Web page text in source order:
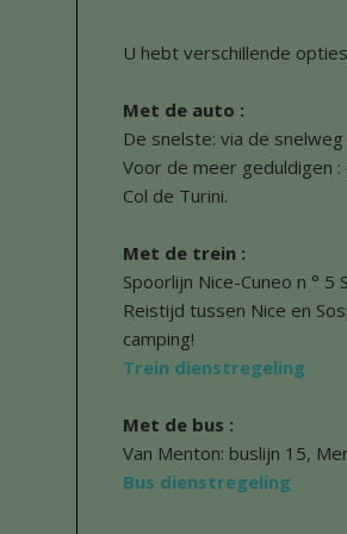
U hebt verschillende opties
Met de auto :
De snelste: via de
Voor de meer geduldigen
Col de Turini.
Met de trein :
Spoorlijn Nice-Cuneo n ° 5
Reistijd tussen Nice en
camping!
Trein dienstregeling
Met de bus :
Van Menton: buslijn 15,
Bus dienstregeling